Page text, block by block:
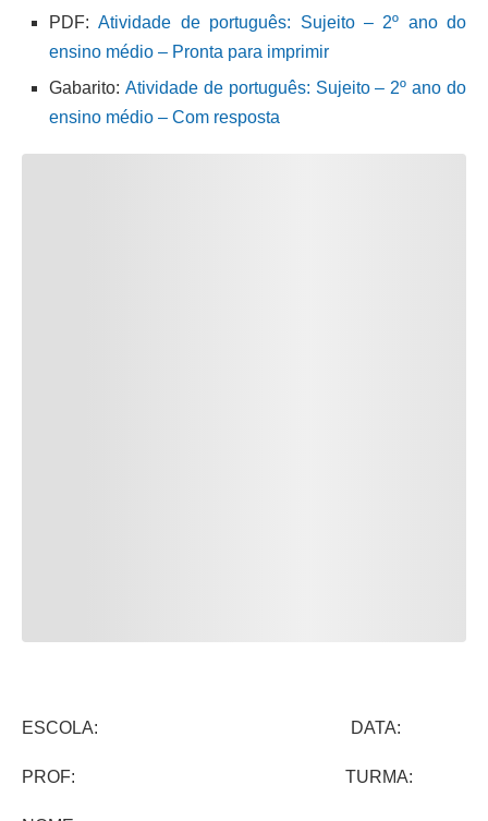
PDF:Atividade de português: Sujeito – 2º ano do
ensino médio – Pronta para imprimir
Gabarito: Atividade de português: Sujeito – 2º ano do
ensino médio – Com resposta
ESCOLA: DATA:
PROF: TURMA: